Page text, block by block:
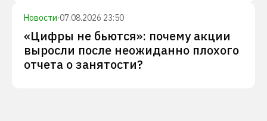
Новости·07.08.2026 23:50
«Цифры не бьются»: почему акции
выросли после неожиданно плохого
отчета о занятости?